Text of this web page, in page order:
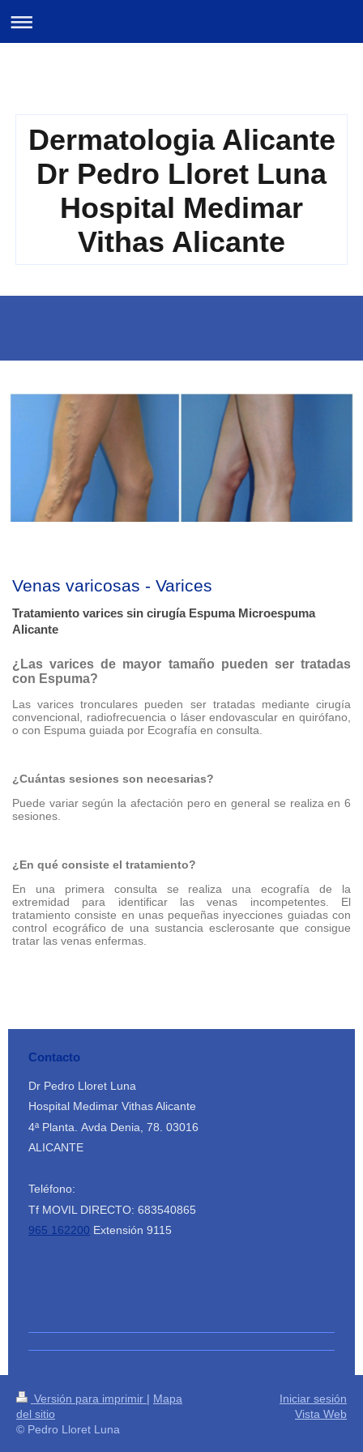
Dermatologia Alicante
Dr Pedro Lloret Luna
Hospital Medimar
Vithas Alicante
Venas varicosas - Varices
Tratamiento varices sin cirugía Espuma Microespuma
Alicante
¿Las varices de mayor tamaño pueden ser tratadas
con Espuma?
Las varices tronculares pueden ser tratadas mediante cirugía
convencional, radiofrecuencia o láser endovascular en quirófano,
o con Espuma guiada por Ecografía en consulta.
¿Cuántas sesiones son necesarias?
Puede variar según la afectación pero en general se realiza en 6
sesiones.
¿En qué consiste el tratamiento?
En una primera consulta se realiza una ecografía de la
extremidad para identificar las venas incompetentes. El
tratamiento consiste en unas pequeñas inyecciones guiadas con
control ecográfico de una sustancia esclerosante que consigue
tratar las venas enfermas.
Contacto
Dr Pedro Lloret Luna
Hospital Medimar Vithas Alicante
4ª Planta. Avda Denia, 78. 03016
ALICANTE
Teléfono:
Tf MOVIL DIRECTO: 683540865
965 162200 Extensión 9115
Versión para imprimir | Mapa
del sitio
© Pedro Lloret Luna
Iniciar sesión
Vista Web